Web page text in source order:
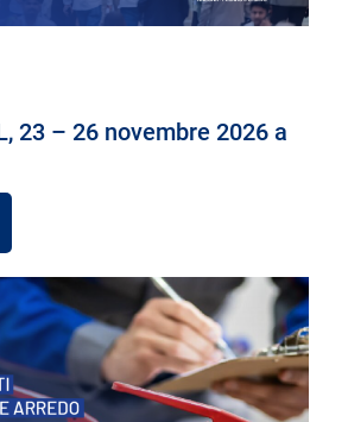
23 – 26 novembre 2026 a